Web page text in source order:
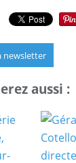
newsletter
aussi :